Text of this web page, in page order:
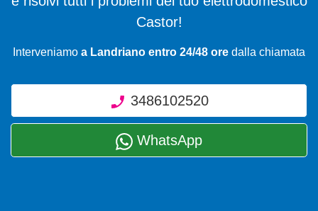
Castor!
Interveniamo a Landriano entro 24/48 ore dalla chiamata
3486102520
WhatsApp